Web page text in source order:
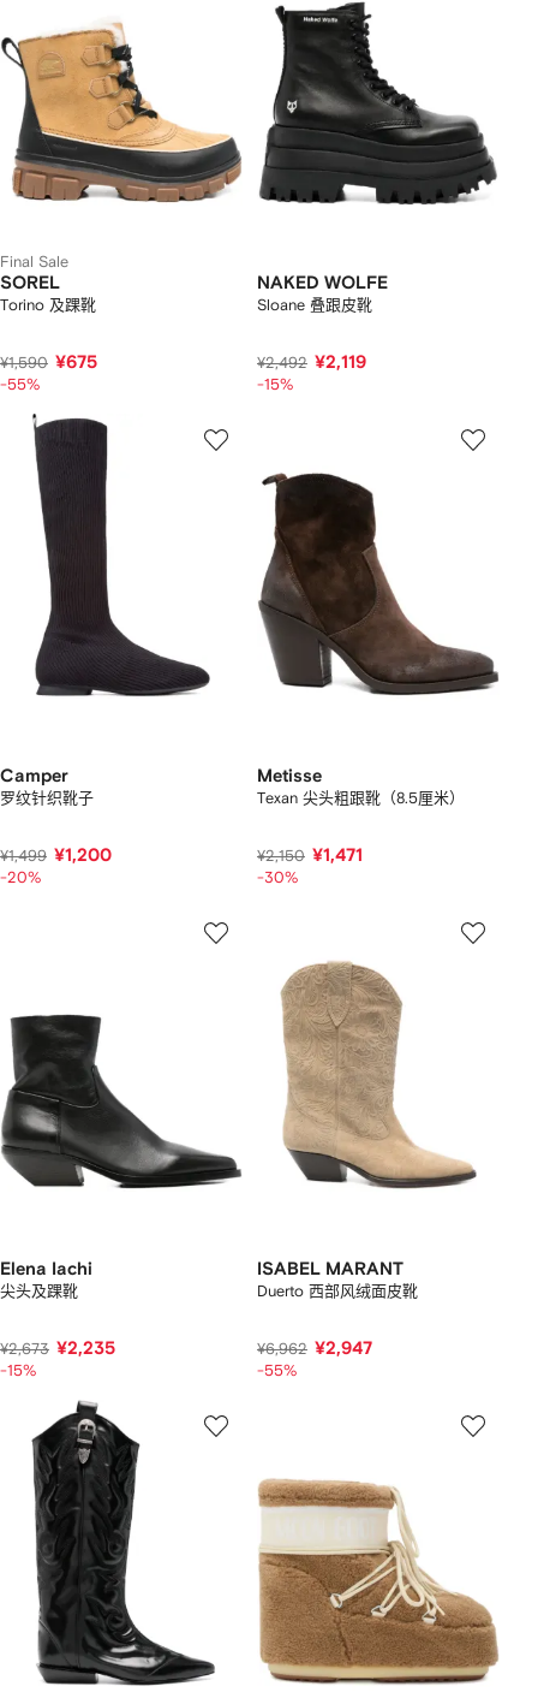
Final Sale
SOREL
Torino 及踝靴
¥1,590 ¥675
-55%
NAKED WOLFE
Sloane 叠跟皮靴
¥2,492 ¥2,119
-15%
Camper
罗纹针织靴子
¥1,499 ¥1,200
-20%
Metisse
Texan 尖头粗跟靴（8.5厘米）
¥2,150 ¥1,471
-30%
Elena Iachi
尖头及踝靴
¥2,673 ¥2,235
-15%
ISABEL MARANT
Duerto 西部风绒面皮靴
¥6,962 ¥2,947
-55%